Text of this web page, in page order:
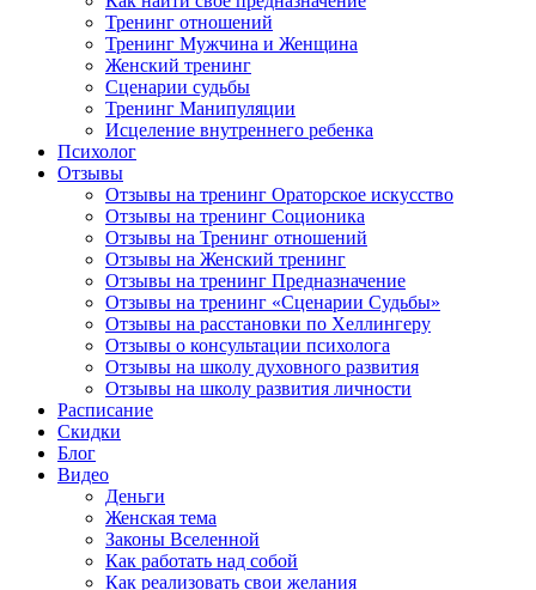
Тренинг отношений
Тренинг Мужчина и Женщина
Женский тренинг
Сценарии судьбы
Тренинг Манипуляции
Исцеление внутреннего ребенка
Психолог
Отзывы
Отзывы на тренинг Ораторское искусство
Отзывы на тренинг Соционика
Отзывы на Тренинг отношений
Отзывы на Женский тренинг
Отзывы на тренинг Предназначение
Отзывы на тренинг «Сценарии Судьбы»
Отзывы на расстановки по Хеллингеру
Отзывы о консультации психолога
Отзывы на школу духовного развития
Отзывы на школу развития личности
Расписание
Скидки
Блог
Видео
Деньги
Женская тема
Законы Вселенной
Как работать над собой
Как реализовать свои желания